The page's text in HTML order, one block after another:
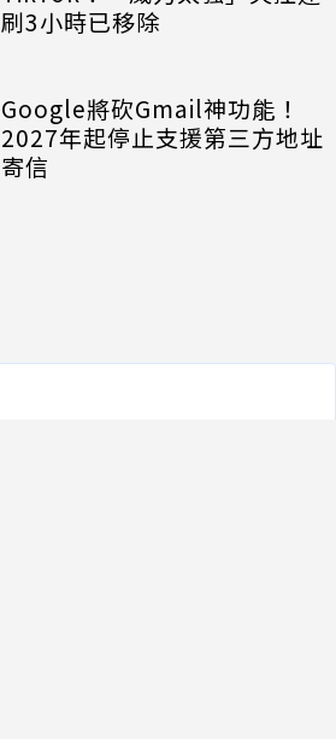
刷3小時已移除
Google將砍Gmail神功能！
2027年起停止支援第三方地址
寄信